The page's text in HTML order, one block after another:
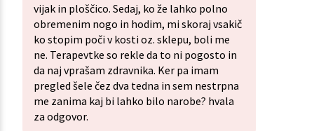
vijak in ploščico. Sedaj, ko že lahko polno
obremenim nogo in hodim, mi skoraj vsakič
ko stopim poči v kosti oz. sklepu, boli me
ne. Terapevtke so rekle da to ni pogosto in
da naj vprašam zdravnika. Ker pa imam
pregled šele čez dva tedna in sem nestrpna
me zanima kaj bi lahko bilo narobe? hvala
za odgovor.